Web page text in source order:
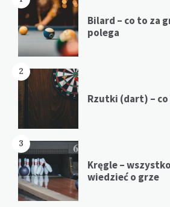
Bilard – co to za
polega
2
Rzutki (dart) – co
3
Kręgle –
wiedzieć o grze